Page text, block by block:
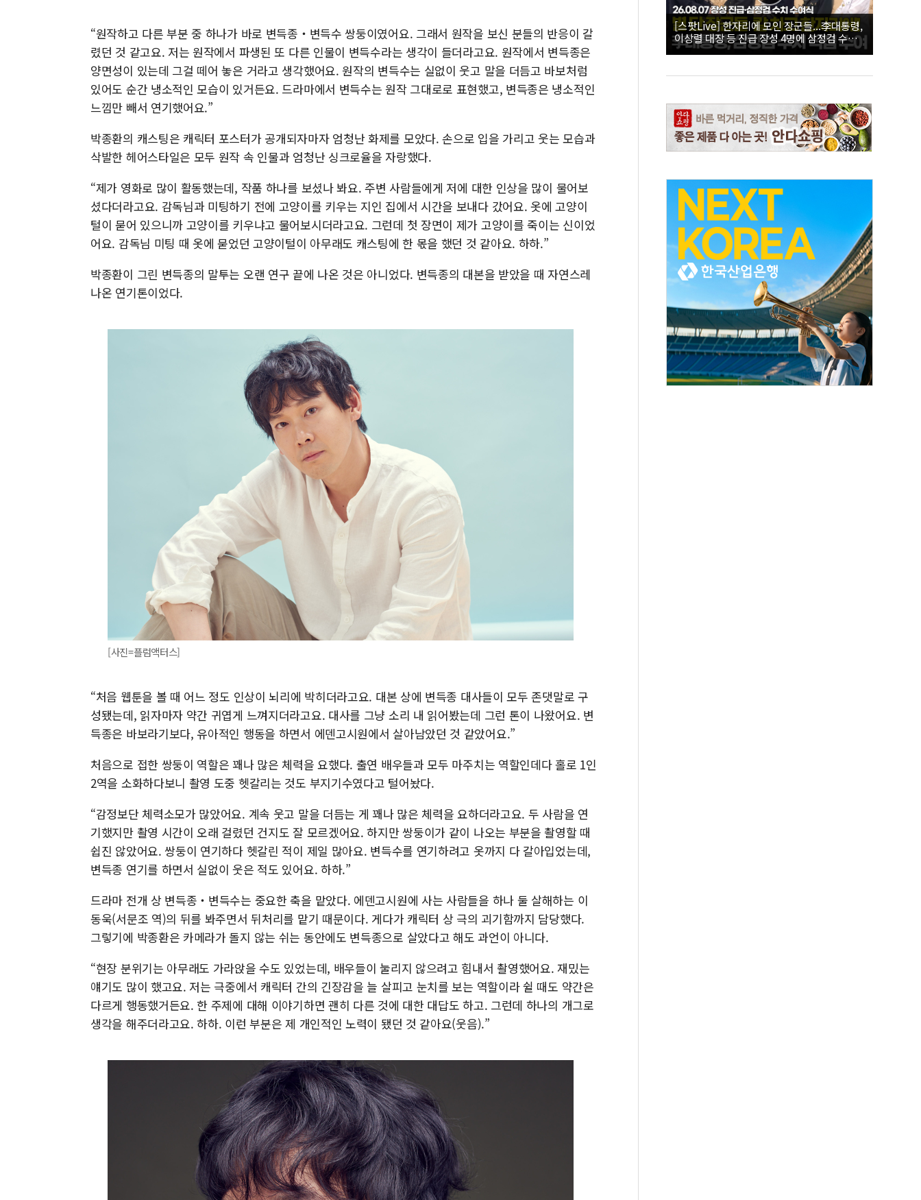
“원작하고 다른 부분 중 하나가 바로 변득종‧변득수 쌍둥이였어요. 그래서 원작을 보신 분들의 반응이 갈
렸던 것 같고요. 저는 원작에서 파생된 또 다른 인물이 변득수라는 생각이 들더라고요. 원작에서 변득종은
양면성이 있는데 그걸 떼어 놓은 거라고 생각했어요. 원작의 변득수는 실없이 웃고 말을 더듬고 바보처럼
있어도 순간 냉소적인 모습이 있거든요. 드라마에서 변득수는 원작 그대로로 표현했고, 변득종은 냉소적인
느낌만 빼서 연기했어요.”
박종환의 캐스팅은 캐릭터 포스터가 공개되자마자 엄청난 화제를 모았다. 손으로 입을 가리고 웃는 모습과
삭발한 헤어스타일은 모두 원작 속 인물과 엄청난 싱크로율을 자랑했다.
“제가 영화로 많이 활동했는데, 작품 하나를 보셨나 봐요. 주변 사람들에게 저에 대한 인상을 많이 물어보
셨다더라고요. 감독님과 미팅하기 전에 고양이를 키우는 지인 집에서 시간을 보내다 갔어요. 옷에 고양이
털이 묻어 있으니까 고양이를 키우냐고 물어보시더라고요. 그런데 첫 장면이 제가 고양이를 죽이는 신이었
어요. 감독님 미팅 때 옷에 묻었던 고양이털이 아무래도 캐스팅에 한 몫을 했던 것 같아요. 하하.”
박종환이 그린 변득종의 말투는 오랜 연구 끝에 나온 것은 아니었다. 변득종의 대본을 받았을 때 자연스레
나온 연기톤이었다.
[사진=플럼액터스]
“처음 웹툰을 볼 때 어느 정도 인상이 뇌리에 박히더라고요. 대본 상에 변득종 대사들이 모두 존댓말로 구
성됐는데, 읽자마자 약간 귀엽게 느껴지더라고요. 대사를 그냥 소리 내 읽어봤는데 그런 톤이 나왔어요. 변
득종은 바보라기보다, 유아적인 행동을 하면서 에덴고시원에서 살아남았던 것 같았어요.”
처음으로 접한 쌍둥이 역할은 꽤나 많은 체력을 요했다. 출연 배우들과 모두 마주치는 역할인데다 홀로 1인
2역을 소화하다보니 촬영 도중 헷갈리는 것도 부지기수였다고 털어놨다.
“감정보단 체력소모가 많았어요. 계속 웃고 말을 더듬는 게 꽤나 많은 체력을 요하더라고요. 두 사람을 연
기했지만 촬영 시간이 오래 걸렸던 건지도 잘 모르겠어요. 하지만 쌍둥이가 같이 나오는 부분을 촬영할 때
쉽진 않았어요. 쌍둥이 연기하다 헷갈린 적이 제일 많아요. 변득수를 연기하려고 옷까지 다 갈아입었는데,
변득종 연기를 하면서 실없이 웃은 적도 있어요. 하하.”
드라마 전개 상 변득종‧변득수는 중요한 축을 맡았다. 에덴고시원에 사는 사람들을 하나 둘 살해하는 이
동욱(서문조 역)의 뒤를 봐주면서 뒤처리를 맡기 때문이다. 게다가 캐릭터 상 극의 괴기함까지 담당했다.
그렇기에 박종환은 카메라가 돌지 않는 쉬는 동안에도 변득종으로 살았다고 해도 과언이 아니다.
“현장 분위기는 아무래도 가라앉을 수도 있었는데, 배우들이 눌리지 않으려고 힘내서 촬영했어요. 재밌는
얘기도 많이 했고요. 저는 극중에서 캐릭터 간의 긴장감을 늘 살피고 눈치를 보는 역할이라 쉴 때도 약간은
다르게 행동했거든요. 한 주제에 대해 이야기하면 괜히 다른 것에 대한 대답도 하고. 그런데 하나의 개그로
생각을 해주더라고요. 하하. 이런 부분은 제 개인적인 노력이 됐던 것 같아요(웃음).”
[스팟Live] 한자리에 모인 장군들...李대통령,
이상렬 대장 등 진급 장성 4명에 삼정검 수치
직접 수여｜26.08.07 장성 진급·삼정검 수치